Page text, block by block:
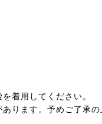
着用してください。
ります。予めご了承の